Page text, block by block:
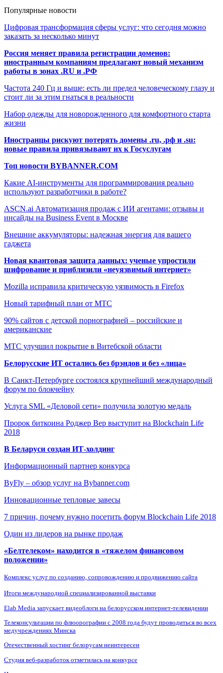
Популярные новости
Цифровая трансформация сферы услуг: что сегодня можно
заказать за несколько минут
Россия меняет правила регистрации доменов:
иностранным компаниям предлагают новый механизм
работы в зонах .RU и .РФ
Частота 240 Гц и выше: есть ли предел человеческому глазу и
стоит ли за этим гнаться в реальности
Набор одежды для новорожденного для комфортного старта
жизни
Иностранцы рискуют потерять домены .ru, .рф и .su:
новые правила привязывают их к Госуслугам
Топ новости BYBANNER.COM
Какие AI-инструменты для программирования реально
используют разработчики в работе?
ASCN.ai Автоматизация продаж с ИИ агентами: отзывы и
инсайды на Business Event в Москве
Внешние аккумуляторы: надежная энергия для вашего
гаджета
Новая квантовая защита данных: ученые упростили
шифрование и приблизили «неуязвимый интернет»
Mozilla исправила критическую уязвимость в Firefox
Новый тарифный план от МТС
90% сайтов с детской порнографией – российские и
американские
МТС улучшил покрытие в Витебской области
Белорусские ИТ остались без брэндов и без «лица»
В Санкт-Петербурге состоялся крупнейший международный
форум по блокчейну
Услуга SML «Деловой сети» получила золотую медаль
Пророк биткоина Роджер Вер выступит на Blockchain Life
2018
В Беларуси создан ИТ-холдинг
Информационный партнер конкурса
ByFly – обзор услуг на Bybanner.com
Инновационные тепловые завесы
7 причин, почему нужно посетить форум Blockchain Life 2018
Один из лидеров на рынке продаж
«Белтелеком» находится в «тяжелом финансовом
положении»
Комплекс услуг по созданию, сопровождению и продвижению сайта
Итоги международной специализированной выставки
Elab Media запускает видеоблоги на белорусском интернет-телевидении
Телеконсультации по флюорографии с 2008 года будут проводиться во всех
медучреждениях Минска
Отечественный хостинг белорусам неинтересен
Студия веб-разработок отметилась на конкурсе